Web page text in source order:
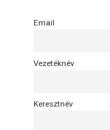
Email
Vezetéknév
Keresztnév